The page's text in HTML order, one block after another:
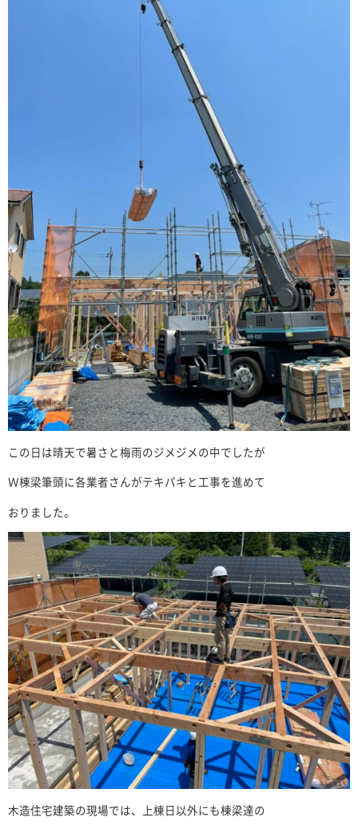
この日は晴天で暑さと梅雨のジメジメの中でしたが
Ｗ棟梁筆頭に各業者さんがテキパキと工事を進めて
おりました。
木造住宅建築の現場では、上棟日以外にも棟梁達の